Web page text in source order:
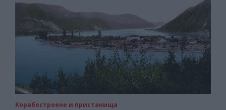
Корабостроене и пристанища